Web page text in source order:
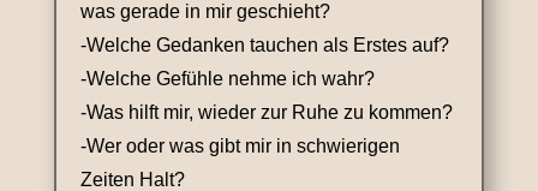
was gerade in mir geschieht?
-Welche Gedanken tauchen als Erstes auf?
-Welche Gefühle nehme ich wahr?
-Was hilft mir, wieder zur Ruhe zu kommen?
-Wer oder was gibt mir in schwierigen
Zeiten Halt?